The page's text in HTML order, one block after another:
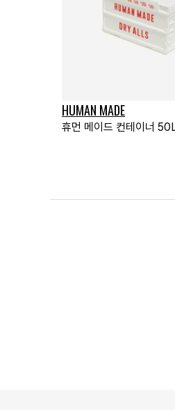
HUMAN MADE
휴먼 메이드 컨테이너